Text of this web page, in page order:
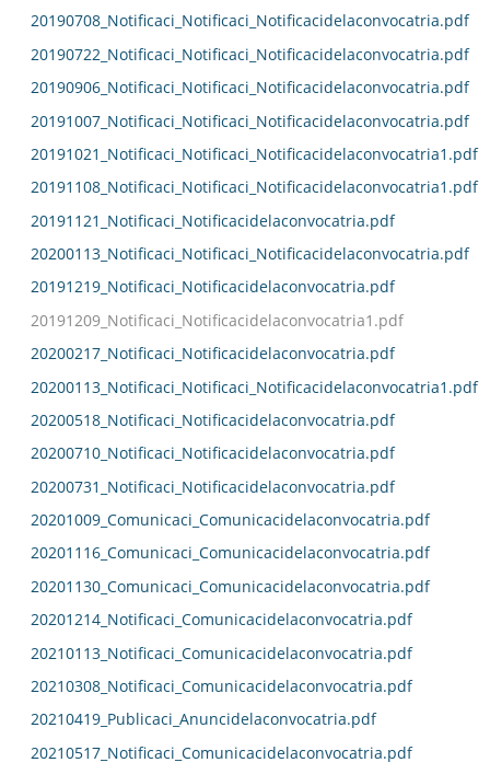
20190708_Notificaci_Notificaci_Notificacidelaconvocatria.pdf
20190722_Notificaci_Notificaci_Notificacidelaconvocatria.pdf
20190906_Notificaci_Notificaci_Notificacidelaconvocatria.pdf
20191007_Notificaci_Notificaci_Notificacidelaconvocatria.pdf
20191021_Notificaci_Notificaci_Notificacidelaconvocatria1.pdf
20191108_Notificaci_Notificaci_Notificacidelaconvocatria1.pdf
20191121_Notificaci_Notificacidelaconvocatria.pdf
20200113_Notificaci_Notificaci_Notificacidelaconvocatria.pdf
20191219_Notificaci_Notificacidelaconvocatria.pdf
20191209_Notificaci_Notificacidelaconvocatria1.pdf
20200217_Notificaci_Notificacidelaconvocatria.pdf
20200113_Notificaci_Notificaci_Notificacidelaconvocatria1.pdf
20200518_Notificaci_Notificacidelaconvocatria.pdf
20200710_Notificaci_Notificacidelaconvocatria.pdf
20200731_Notificaci_Notificacidelaconvocatria.pdf
20201009_Comunicaci_Comunicacidelaconvocatria.pdf
20201116_Comunicaci_Comunicacidelaconvocatria.pdf
20201130_Comunicaci_Comunicacidelaconvocatria.pdf
20201214_Notificaci_Comunicacidelaconvocatria.pdf
20210113_Notificaci_Comunicacidelaconvocatria.pdf
20210308_Notificaci_Comunicacidelaconvocatria.pdf
20210419_Publicaci_Anuncidelaconvocatria.pdf
20210517_Notificaci_Comunicacidelaconvocatria.pdf